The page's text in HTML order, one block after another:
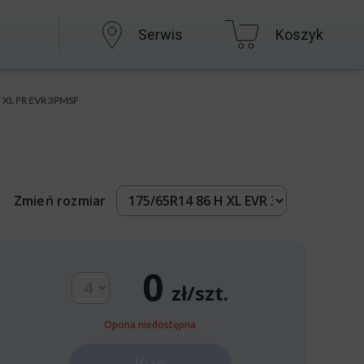
Serwis Koszyk
FR EVR 3PMSF
Zmień rozmiar
0 zł/szt.
Opona niedostępna